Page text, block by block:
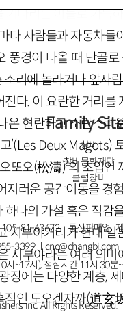
다리는 이들로 가득
다 사람들과 자동차
풍경이 나올 때 단골
리에 놀라거나 앞사
다. 이 요란한 거리
현란하고 소란스러
’(Les Deux Magots)
또오(松濤)’의 초입인
러운 공간이동을 경
나의 가설 혹은 직감
부야거리가 현대 일
시부야라는 여러 의
에는 다양한 계층,
인 도오겐자까(道玄
Family
창비
창비문화재단
클럽창비
105-81-63672ㅣ통신판매업 :
3399 ㅣcnc@changbi.com
~17시), 점심시간 11시 30분
inc. All Rights Reserved.